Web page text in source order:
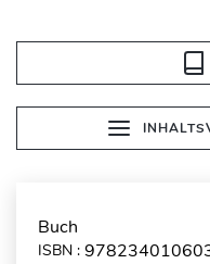
Buch
ISBN :